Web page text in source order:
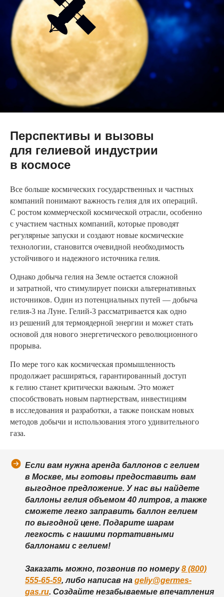
Перспективы и вызовы
для гелиевой индустрии
в космосе
Все больше космических государственных и частных
компаний понимают важность гелия для их операций.
С ростом коммерческой космической отрасли, особенно
с участием частных компаний, которые проводят
регулярные запуски и создают новые космические
технологии, становится очевидной необходимость
устойчивого и надежного источника гелия.
Однако добыча гелия на Земле остается сложной
и затратной, что стимулирует поиски альтернативных
источников. Один из потенциальных путей — добыча
гелия-3 на Луне. Гелий-3 рассматривается как одно
из решений для термоядерной энергии и может стать
основой для нового энергетического революционного
прорыва.
По мере того как космическая промышленность
продолжает расширяться, гарантированный доступ
к гелию станет критически важным. Это может
способствовать новым партнерствам, инвестициям
в исследования и разработки, а также поискам новых
методов добычи и использования этого удивительного
газа.
Если вам нужна аренда баллонов с гелием
в Москве, мы готовы предоставить вам
выгодное предложение. У нас вы найдете
баллоны гелия объемом 40 литров, а также
сможете легко заправить баллон гелием
по выгодной цене. Подарите шарам
легкость с нашими портативными
баллонами с гелием!
Заказать можно, позвонив по номеру8 (800)
555-65-59, либо написав на geliy@germes-
gas.ru. Создайте незабываемые впечатления